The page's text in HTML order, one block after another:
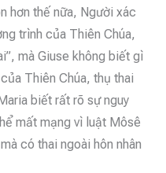
hơn thế nữa, Người xác
trình của Thiên Chúa,
mà Giuse không biết gì
Thiên Chúa, thụ thai
biết rất rõ sự nguy
mất mạng vì luật Môsê
có thai ngoài hôn nhân